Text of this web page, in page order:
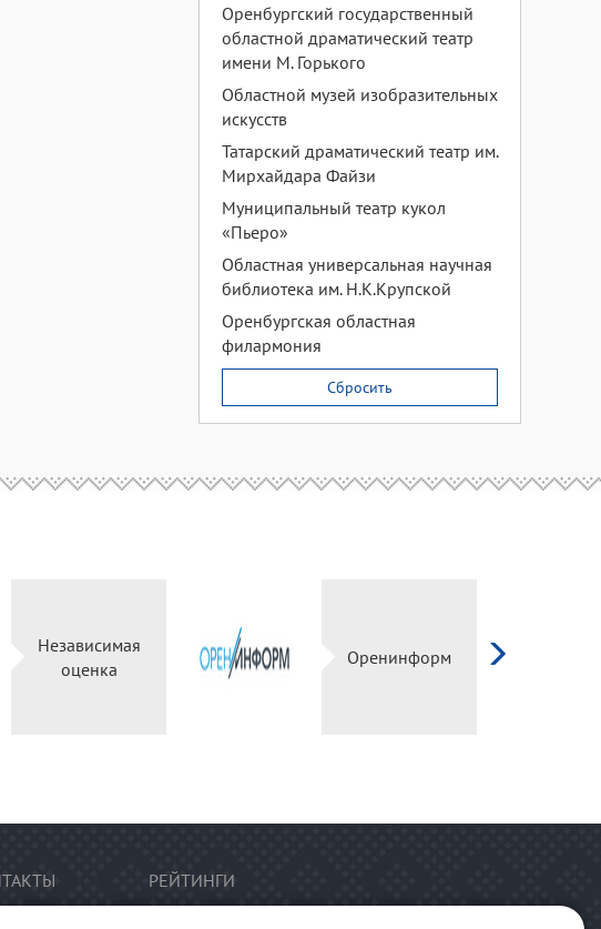
Оренбургский государственный
областной драматический театр
имени М. Горького
Областной музей изобразительных
искусств
Татарский драматический театр им.
Мирхайдара Файзи
Муниципальный театр кукол
«Пьеро»
Областная универсальная научная
библиотека им. Н.К.Крупской
Оренбургская областная
филармония
Сбросить
Независимая
оценка
Оренинформ
РЕЙТИНГИ